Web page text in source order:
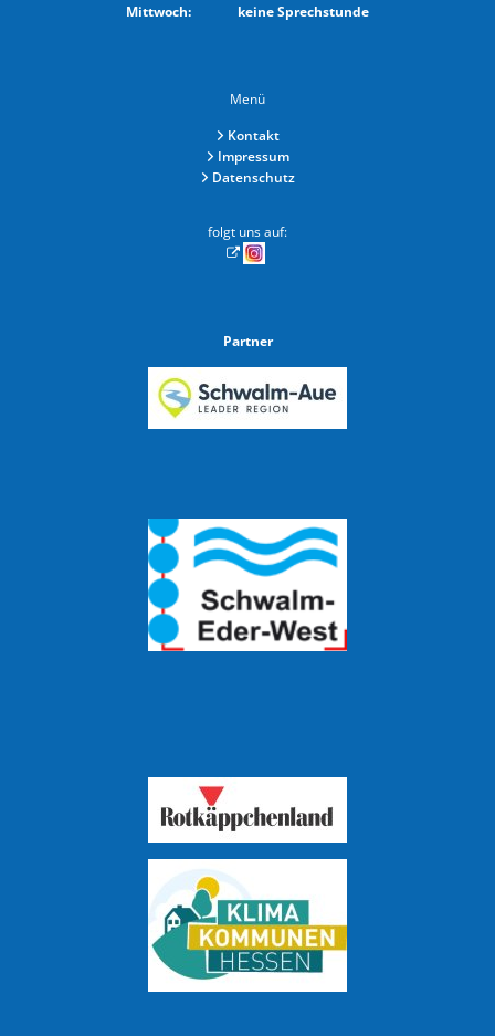
Mittwoch: keine Sprechstunde
Menü
Kontakt
Impressum
Datenschutz
folgt uns auf:
Partner